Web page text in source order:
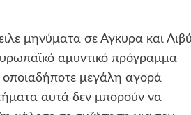
μηνύματα σε Αγκυρα και
αμυντικό πρόγραμμα
οποιαδήποτε μεγάλη αγορά
αυτά δεν μπορούν να